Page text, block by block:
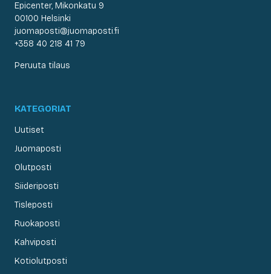
Epicenter, Mikonkatu 9
00100 Helsinki
juomaposti@juomaposti.fi
+358 40 218 41 79
Peruuta tilaus
KATEGORIAT
Uutiset
Juomaposti
Olutposti
Siideriposti
Tisleposti
Ruokaposti
Kahviposti
Kotiolutposti